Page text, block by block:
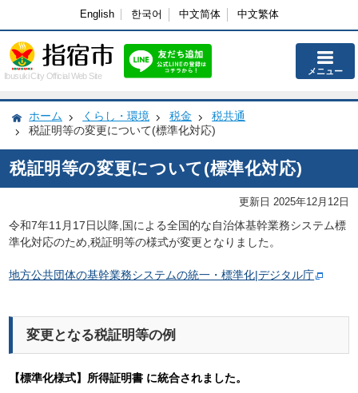
English 한국어 中文简体 中文繁体
Ibusuki City Official Web Site メニュー
ホーム くらし・環境 税金
税共通
税証明等の変更について(標準化対応)
税証明等の変更について(標準化対応)
更新日 2025年12月12日
令和7年11月17日以降,国による全国的な自治体基幹業務システム標
準化対応のため,税証明等の様式が変更となりました。
地方公共団体の基幹業務システムの統一・標準化|デジタル庁
変更となる税証明等の例
【標準化様式】所得証明書 に統合されました。